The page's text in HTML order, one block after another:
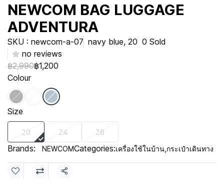
NEWCOM BAG LUGGAGE
ADVENTURA
SKU : newcom-a-07 navy blue, 20 0 Sold
no reviews
฿2,990฿1,200
Colour
Size
20 24 28
Brands: NEWCOMCategories:เครื่องใช้ในบ้าน กระเป๋าเดินทาง
Share